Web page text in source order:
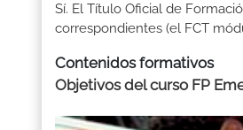
Sí. El Título Oficial de
correspondientes (el FCT
Contenidos formativos
Objetivos del curso FP